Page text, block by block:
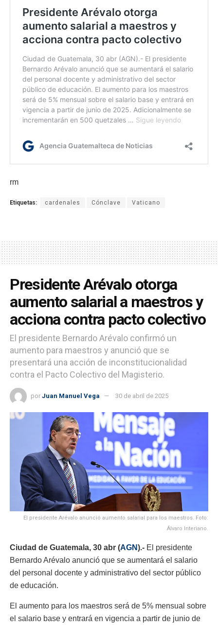
rm
Etiquetas: cardenales Cónclave Vaticano
Presidente Arévalo otorga
aumento salarial a maestros y
acciona contra pacto colectivo
El presidente Bernardo Arévalo confirmó un
aumento para maestros y anunció que se
presentará una acción de inconstitucionalidad
contra el Pacto Colectivo del Magisterio.
por Juan Manuel Vega 30 de abril de 2025
El presidente Arévalo anunció aumento salarial para los maestros. Foto:
Álvaro Interiano.
Ciudad de Guatemala, 30 abr (AGN).- El presidente
Bernardo Arévalo anunció que se aumentará el salario
del personal docente y administrativo del sector público
de educación.
El aumento para los maestros será de 5% mensual sobre
el salario base y entrará en vigencia a partir de junio de